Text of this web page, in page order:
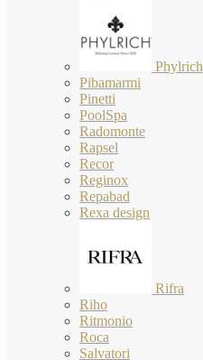
Phylrich
Pibamarmi
Pinetti
PoolSpa
Radomonte
Rapsel
Recor
Reginox
Repabad
Rexa design
Rifra
Riho
Ritmonio
Roca
Salvatori